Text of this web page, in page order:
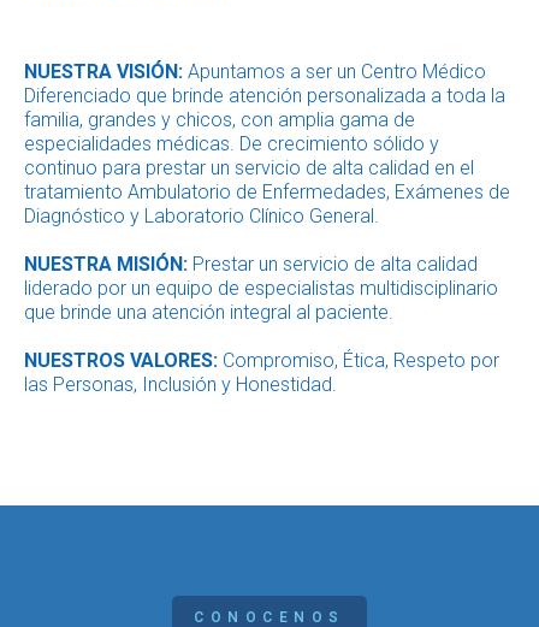
NUESTRA VISIÓN: Apuntamos a ser un Centro Médico
Diferenciado que brinde atención personalizada a toda la
familia, grandes y chicos, con amplia gama de
especialidades médicas. De crecimiento sólido y
continuo para prestar un servicio de alta calidad en el
tratamiento Ambulatorio de Enfermedades, Exámenes de
Diagnóstico y Laboratorio Clínico General.
NUESTRA MISIÓN: Prestar un servicio de alta calidad
liderado por un equipo de especialistas multidisciplinario
que brinde una atención integral al paciente.
NUESTROS VALORES: Compromiso, Ética, Respeto por
las Personas, Inclusión y Honestidad.
CONOCENOS